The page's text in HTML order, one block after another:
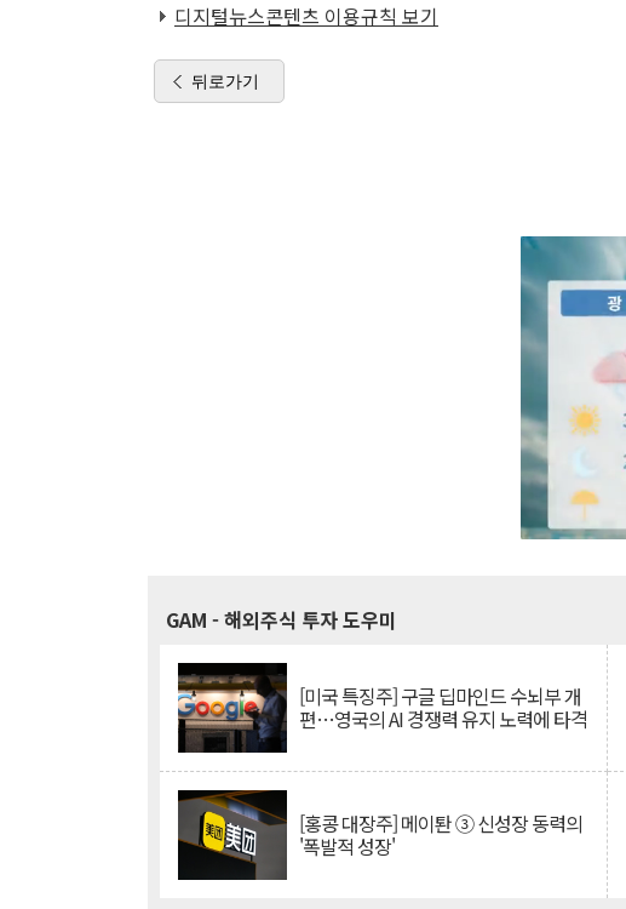
디지털뉴스콘텐츠 이용규칙 보기
뒤로가기
GAM - 해외주식 투자 도우미
[미국 특징주] 구글 딥마인드 수뇌부 개
편…영국의 AI 경쟁력 유지 노력에 타격
[홍콩 대장주] 메이퇀 ③ 신성장 동력의
'폭발적 성장'